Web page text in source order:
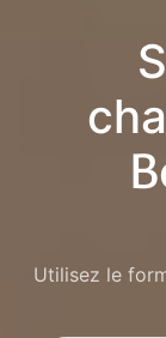
Utilisez le